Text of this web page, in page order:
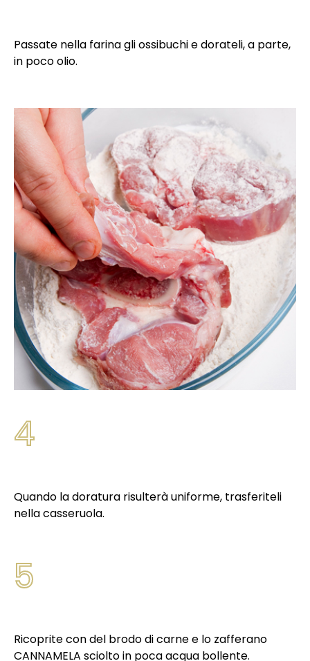
Passate nella farina gli ossibuchi e dorateli, a parte,
in poco olio.
4
Quando la doratura risulterà uniforme, trasferiteli
nella casseruola.
5
Ricoprite con del brodo di carne e lo zafferano
CANNAMELA sciolto in poca acqua bollente.